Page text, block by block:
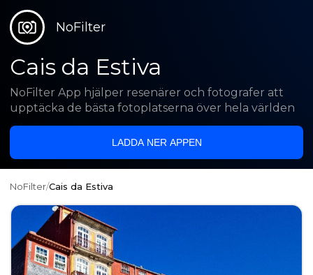
NoFilter
Cais da Estiva
NoFilter App hjälper resenärer och fotografer att
upptäcka de bästa fotoplatserna över hela världen
LADDA NER APPEN
NoFilter/Cais da Estiva